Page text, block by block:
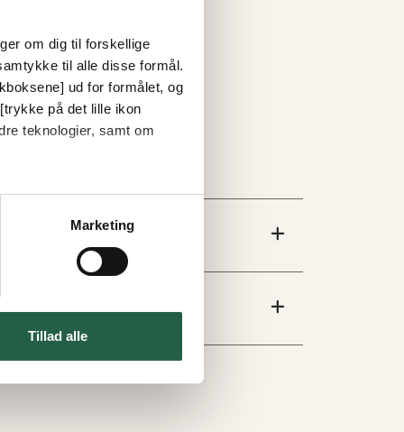
om dig til forskellige
til alle disse formål.
ud for formålet, og
på det lille ikon
teknologier, samt om
Marketing
Tillad alle